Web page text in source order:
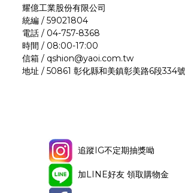
系列床墊採用獨特的大量空氣纖維結構，具備
氣：讓空氣與濕氣自由流通，常保乾爽。可水
以清水徹底洗淨，告別傳統床墊洗不到的深層
檢測：根據實驗室測試，將黑黴植入各類床墊
統多材質床墊普遍出現發霉現象，而
耀億工業股份有限公司
統編 / 59021804
電話 / 04-757-8368
時間 / 08:00-17:00
信箱 / qshion@yaoi.com.tw
地址 / 50861 彰化縣和美鎮彰美路6段334號
追蹤IG不定期抽獎呦
加LINE好友 領取購物金